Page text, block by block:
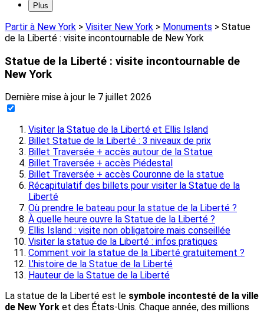
Plus
Partir à New York > Visiter New York > Monuments > Statue
de la Liberté : visite incontournable de New York
Statue de la Liberté : visite incontournable de
New York
Dernière mise à jour le 7 juillet 2026
Visiter la Statue de la Liberté et Ellis Island
Billet Statue de la Liberté : 3 niveaux de prix
Billet Traversée + accès autour de la Statue
Billet Traversée + accès Piédestal
Billet Traversée + accès Couronne de la statue
Récapitulatif des billets pour visiter la Statue de la
Liberté
Où prendre le bateau pour la statue de la Liberté ?
À quelle heure ouvre la Statue de la Liberté ?
Ellis Island : visite non obligatoire mais conseillée
Visiter la statue de la Liberté : infos pratiques
Comment voir la statue de la Liberté gratuitement ?
L’histoire de la Statue de la Liberté
Hauteur de la Statue de la Liberté
La statue de la Liberté est le symbole incontesté de la ville
de New York et des États-Unis. Chaque année, des millions